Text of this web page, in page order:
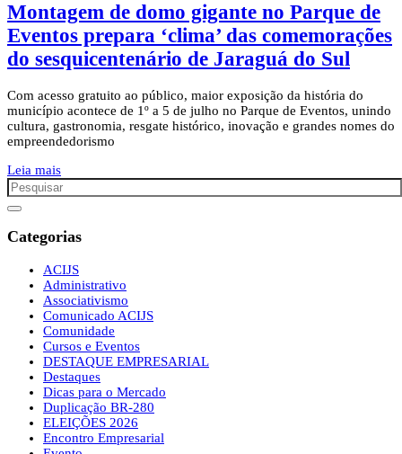
Montagem de domo gigante no Parque de
Eventos prepara ‘clima’ das comemorações
do sesquicentenário de Jaraguá do Sul
Com acesso gratuito ao público, maior exposição da história do
município acontece de 1º a 5 de julho no Parque de Eventos, unindo
cultura, gastronomia, resgate histórico, inovação e grandes nomes do
empreendedorismo
Leia mais
Categorias
ACIJS
Administrativo
Associativismo
Comunicado ACIJS
Comunidade
Cursos e Eventos
DESTAQUE EMPRESARIAL
Destaques
Dicas para o Mercado
Duplicação BR-280
ELEIÇÕES 2026
Encontro Empresarial